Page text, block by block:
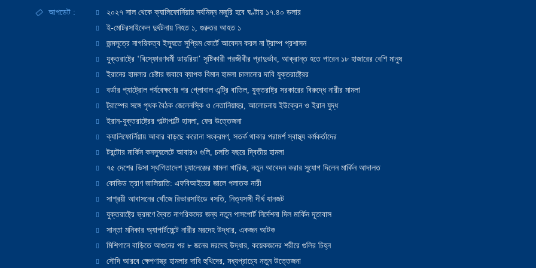
আপডেট :
২০২৭ সাল থেকে ক্যালিফোর্নিয়ায় সর্বনিম্ন মজুরি হবে ঘণ্টায় ১৭.৪০ ডলার
ই-মোটরসাইকেল দুর্ঘটনায় নিহত ১, গুরুতর আহত ১
জন্মসূত্রে নাগরিকত্ব ইস্যুতে সুপ্রিম কোর্টে আবেদন করল না ট্রাম্প প্রশাসন
যুক্তরাষ্ট্রে ‘বিস্ফোরণধর্মী ডায়রিয়া’ সৃষ্টিকারী পরজীবীর প্রাদুর্ভাব, আক্রান্ত হতে পারেন ১৮ হাজারের বেশি মানুষ
ইরানের হামলার চেষ্টার জবাবে ব্যাপক বিমান হামলা চালানোর দাবি যুক্তরাষ্ট্রের
বর্ডার প্যাট্রোল পর্যবেক্ষণের পর গ্লোবাল এন্ট্রি বাতিল, যুক্তরাষ্ট্র সরকারের বিরুদ্ধে নারীর মামলা
ট্রাম্পের সঙ্গে পৃথক বৈঠক জেলেনস্কি ও নেতানিয়াহুর, আলোচনায় ইউক্রেন ও ইরান যুদ্ধ
ইরান-যুক্তরাষ্ট্রের পাল্টাপাল্টি হামলা, ফের উত্তেজনা
ক্যালিফোর্নিয়ায় আবার বাড়ছে করোনা সংক্রমণ, সতর্ক থাকার পরামর্শ স্বাস্থ্য কর্মকর্তাদের
টরন্টোর মার্কিন কনস্যুলেটে আবারও গুলি, চলতি বছরে দ্বিতীয় হামলা
৭৫ দেশের ভিসা স্থগিতাদেশ চ্যালেঞ্জের মামলা খারিজ, নতুন আবেদন করার সুযোগ দিলেন মার্কিন আদালত
কোভিড ত্রাণ জালিয়াতি: এফবিআইয়ের জালে পলাতক নারী
সাশ্রয়ী আবাসনের খোঁজে রিভারসাইডে বসতি, নিত্যসঙ্গী দীর্ঘ যানজট
যুক্তরাষ্ট্রে ভ্রমণে দ্বৈত নাগরিকদের জন্য নতুন পাসপোর্ট নির্দেশনা দিল মার্কিন দূতাবাস
সান্তা মনিকার অ্যাপার্টমেন্টে নারীর মরদেহ উদ্ধার, একজন আটক
মিশিগানে বাড়িতে আগুনের পর ৮ জনের মরদেহ উদ্ধার, কয়েকজনের শরীরে গুলির চিহ্ন
সৌদি আরবে ক্ষেপণাস্ত্র হামলার দাবি হুথিদের, মধ্যপ্রাচ্যে নতুন উত্তেজনা